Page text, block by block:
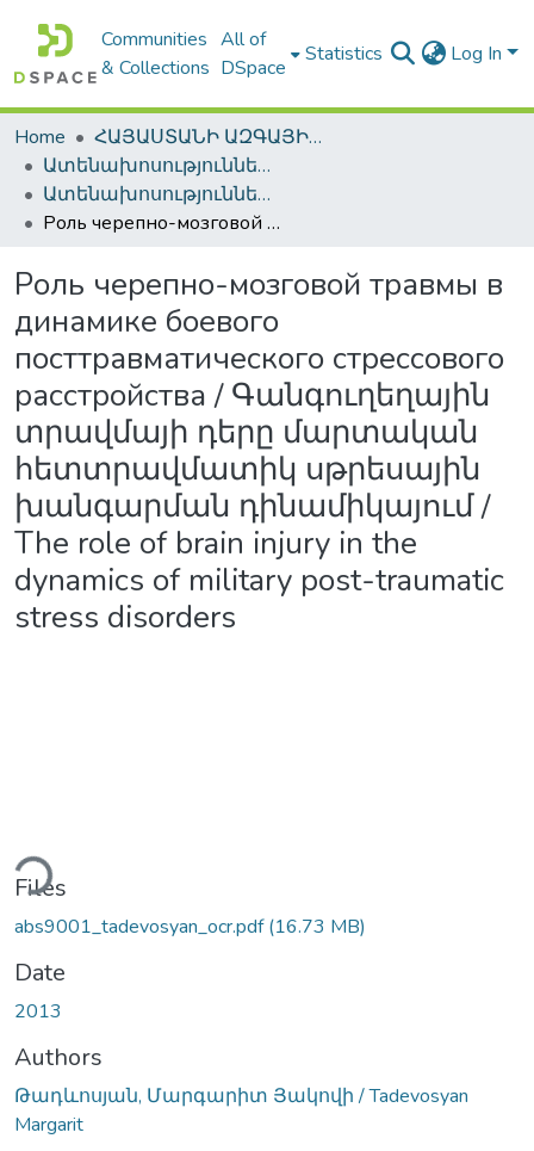
Communities
& Collections
All of
DSpace
Statistics Log In
Home
ՀԱՅԱՍՏԱՆԻ ԱԶԳԱՅԻՆ ԳՐԱԴԱՐԱՆԻ ԹՎԱՅԻՆ ՊԱՀՈՑ / DIGITAL REPOSITORY OF NLA
Ատենախոսություններ և սեղմագրեր / Theses & Abstracts
Ատենախոսություններ և սեղմագրեր / Theses & Abstracts
Роль черепно-мозговой травмы в динамике боевого посттравматического стрессового расстройства / Գանգուղեղային տրավմայի դերը մարտական հետտրավմատիկ սթրեսային խանգարման դինամիկայում / The role of brain injury in the dynamics of military post-traumatic stress disorders
Роль черепно-мозговой травмы в
динамике боевого
посттравматического стрессового
расстройства / Գանգուղեղային
տրավմայի դերը մարտական
հետտրավմատիկ սթրեսային
խանգարման դինամիկայում /
The role of brain injury in the
dynamics of military post-traumatic
stress disorders
Files
abs9001_tadevosyan_ocr.pdf(16.73 MB)
Date
2013
Authors
Թադևոսյան, Մարգարիտ Յակովի / Tadevosyan
Margarit